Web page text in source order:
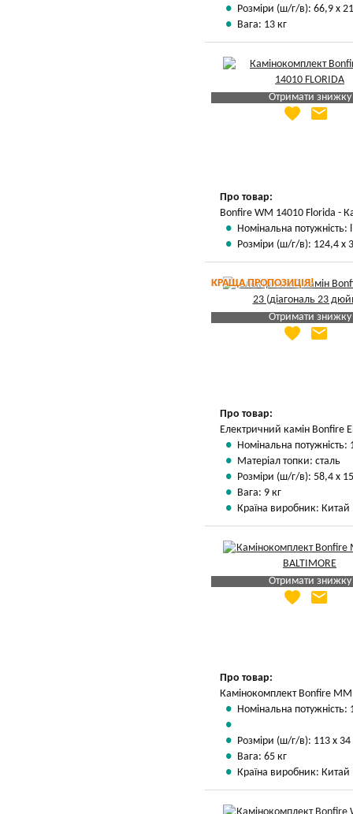
Розміри (ш/г/в): 66,9 х
Вага: 13 кг
Отримати знижку
Яка Ваша ціна
favorite email
Про товар:
Bonfire WM 14010 Florida -
Номінальна потужність:
Розміри (ш/г/в): 124,4 х
КРАЩА ПРОПОЗИЦІЯ!
Отримати знижку
Яка Ваша ціна
favorite email
Про товар:
Електричний камін Bonfire
Номінальна потужність:
Матеріал топки: сталь
Розміри (ш/г/в): 58,4 х
Вага: 9 кг
Країна виробник: Китай
Отримати знижку
Яка Ваша ціна
favorite email
Про товар:
Камінокомплект Bonfire
Номінальна потужність:
Розміри (ш/г/в): 113 х
Вага: 65 кг
Країна виробник: Китай